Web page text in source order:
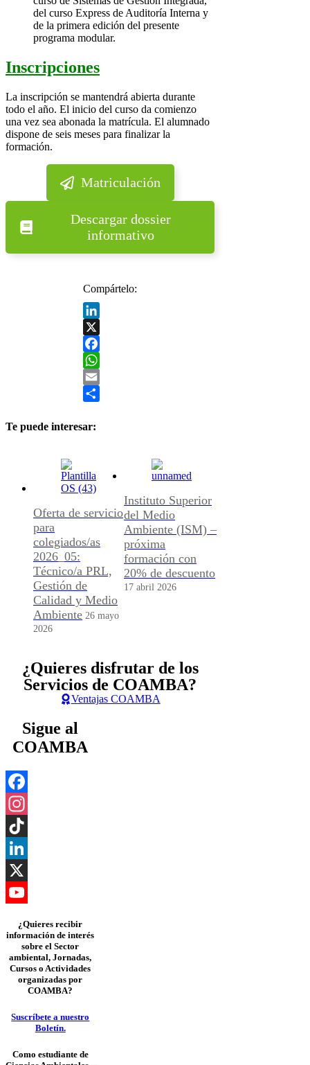
del curso Express de Auditoría Interna y
de la primera edición del presente
programa modular.
Inscripciones
La inscripción se mantendrá abierta durante
todo el año. El inicio del curso da comienzo
una vez sea abonada la matrícula. El alumnado
dispone de seis meses para finalizar la
formación.
Matriculación
Descargar dossier
informativo
Compártelo:
Te puede interesar:
Oferta de servicio
para
colegiados/as
2026_05:
Técnico/a PRL,
Gestión de
Calidad y Medio
Ambiente 26 mayo
2026
Instituto Superior
del Medio
Ambiente (ISM) –
próxima
formación con
20% de descuento
17 abril 2026
¿Quieres disfrutar de los
Servicios de COAMBA?
Ventajas COAMBA
Sigue al
COAMBA
Channel
¿Quieres recibir
información de interés
sobre el Sector
ambiental, Jornadas,
Cursos o Actividades
organizadas por
COAMBA?
Suscríbete a nuestro
Boletín.
Como estudiante de